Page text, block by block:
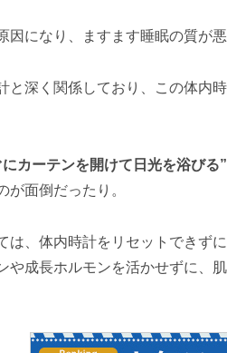
因になり、ますます睡眠の質が悪
と深く関係しており、この体内
カーテンを開けて日光を浴びる”
が面倒だったり。
は、体内時計をリセットできず
や成長ホルモンを活かせずに、